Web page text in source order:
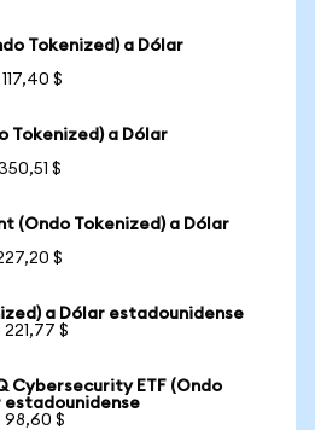
Tokenized) a Dólar
$
Tokenized) a Dólar
$
(Ondo Tokenized) a Dólar
$
a Dólar estadounidense
$
Cybersecurity ETF (Ondo
estadounidense
98,60 $